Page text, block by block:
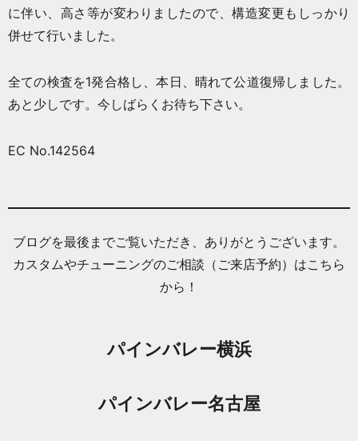
に伴い、高さ等が変わりましたので、構造変更もしっかり
併せて行いました。
全ての検査を1発合格し、本日、晴れて公道復帰しました。
あと少しです。今しばらくお待ち下さい。
EC No.142564
ブログを最後までご覧いただき、ありがとうございます。
カスタムやチューニングのご相談（ご来店予約）はこちら
から！
パインバレー横浜
パインバレー名古屋